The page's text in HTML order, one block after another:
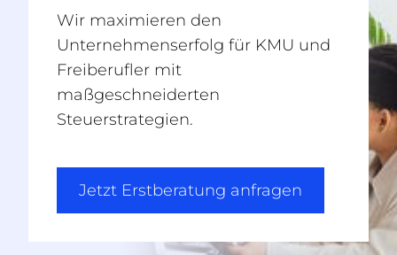
Wir maximieren den
Unternehmenserfolg für KMU und
Freiberufler mit
maßgeschneiderten
Steuerstrategien.
Jetzt Erstberatung anfragen